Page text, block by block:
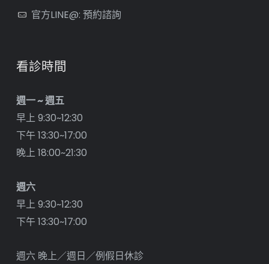
官方LINE@: 預約諮詢
看診時間
週一 ~ 週五
早上 9:30~12:30
下午 13:30~17:00
晚上 18:00~21:30
週六
早上 9:30~12:30
下午 13:30~17:00
週六 晚上／週日／例假日休診